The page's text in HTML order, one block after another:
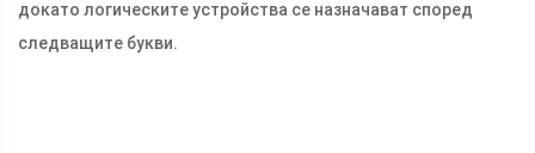
докато логическите устройства се назначават според
следващите букви.